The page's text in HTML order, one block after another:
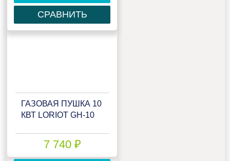
СРАВНИТЬ
ГАЗОВАЯ ПУШКА 10
КВТ LORIOT GH-10
7 740 ₽